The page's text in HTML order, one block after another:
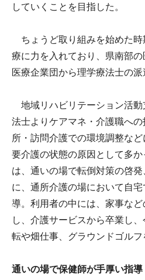
していくことを目指した。
ちょうど取り組みを始めた時
療に力を入れており、県南部
医療企業団から理学療法士の派
地域リハビリテーション活動
法士よりケアマネ・介護職へ
所・訪問介護での環境調整など
要介護の状態の原因として多
は、通いの場で転倒対策の啓
に、通所介護の場において自
導。利用者の中には、家事な
し、介護サービスから卒業し
転や畑仕事、グラウンドゴルフ
通いの場で保健師が手厚い指導